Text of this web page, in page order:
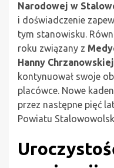
Narodowej w
i doświadczenie
tym stanowisku.
roku związany z
Hanny
kontynuował swoje
placówce. Nowe
przez następne pięć
Powiatu